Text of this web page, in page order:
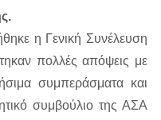
η Γενική Συνέλευση
πολλές απόψεις με
συμπεράσματα και
συμβούλιο της ΑΣΑ